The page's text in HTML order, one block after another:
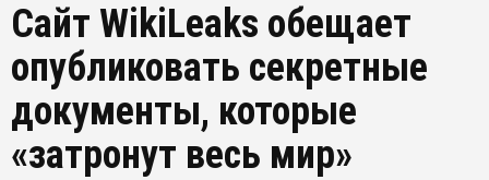
Сайт WikiLeaks обещает
опубликовать секретные
документы, которые
«затронут весь мир»